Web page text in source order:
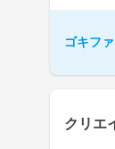
ゴキフ
クリエ